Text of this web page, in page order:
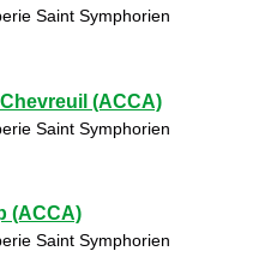
Saint Symphorien
(ACCA)
Saint Symphorien
(ACCA)
Saint Symphorien